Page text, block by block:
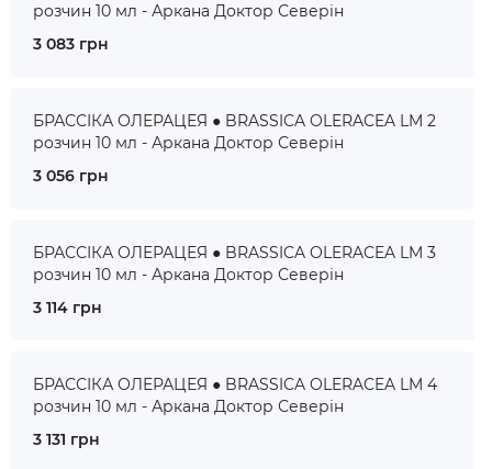
розчин 10 мл - Аркана Доктор Северін
3 083 грн
БРАССІКА ОЛЕРАЦЕЯ ● BRASSICA OLERACEA LM 2
розчин 10 мл - Аркана Доктор Северін
3 056 грн
БРАССІКА ОЛЕРАЦЕЯ ● BRASSICA OLERACEA LM 3
розчин 10 мл - Аркана Доктор Северін
3 114 грн
БРАССІКА ОЛЕРАЦЕЯ ● BRASSICA OLERACEA LM 4
розчин 10 мл - Аркана Доктор Северін
3 131 грн